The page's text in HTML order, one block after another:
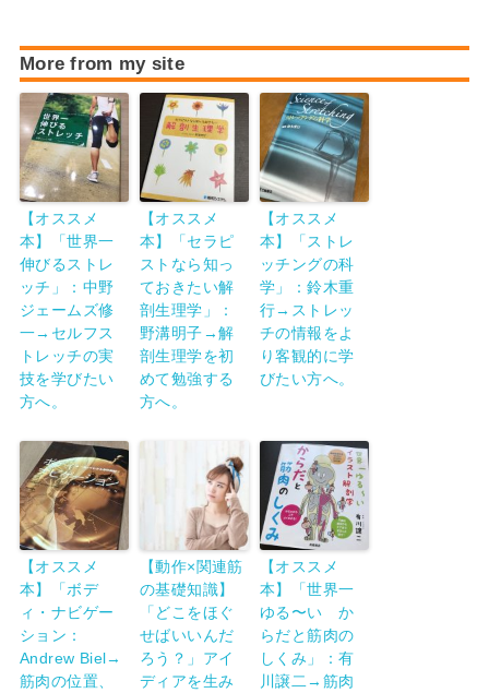
More from my site
【オススメ
本】「世界一
伸びるストレ
ッチ」：中野
ジェームズ修
一→セルフス
トレッチの実
技を学びたい
方へ。
【オススメ
本】「セラピ
ストなら知っ
ておきたい解
剖生理学」：
野溝明子→解
剖生理学を初
めて勉強する
方へ。
【オススメ
本】「ストレ
ッチングの科
学」：鈴木重
行→ストレッ
チの情報をよ
り客観的に学
びたい方へ。
【オススメ
本】「ボデ
ィ・ナビゲー
ション：
Andrew Biel→
筋肉の位置、
【動作×関連筋
の基礎知識】
「どこをほぐ
せばいいんだ
ろう？」アイ
ディアを生み
【オススメ
本】「世界一
ゆる〜い か
らだと筋肉の
しくみ」：有
川譲二→筋肉